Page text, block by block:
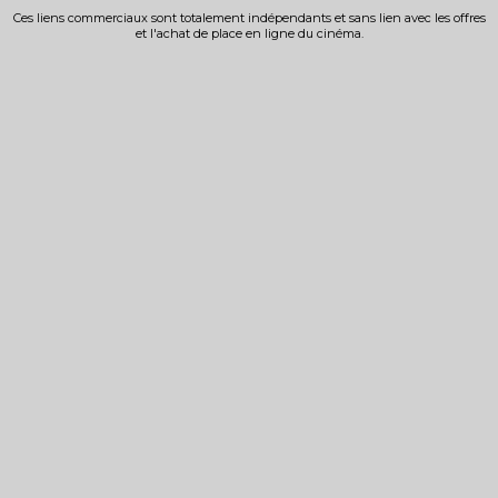
Ces liens commerciaux sont totalement indépendants et sans lien avec les offres
et l'achat de place en ligne du cinéma.